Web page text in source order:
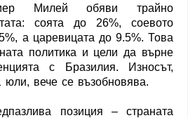
Милей обяви трайно
соята до 26%, соевото
а царевицата до 9.5%. Това
политика и цели да върне
с Бразилия. Износът,
вече се възобновява.
позиция – страната